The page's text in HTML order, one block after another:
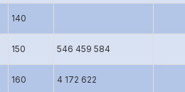
140
150 546 459 584
160 4 172 622